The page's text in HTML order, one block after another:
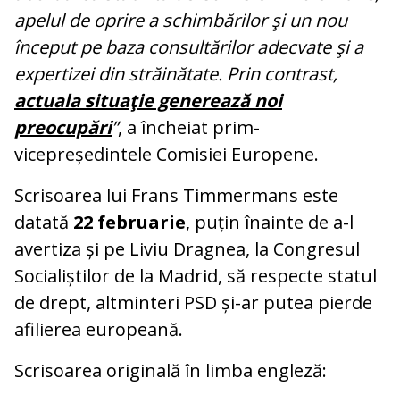
apelul de oprire a schimbărilor şi un nou
început pe baza consultărilor adecvate şi a
expertizei din străinătate. Prin contrast,
actuala situaţie generează noi
preocupări”, a încheiat prim-
vicepreședintele Comisiei Europene.
Scrisoarea lui Frans Timmermans este
datată 22 februarie, puțin înainte de a-l
avertiza și pe Liviu Dragnea, la Congresul
Socialiștilor de la Madrid, să respecte statul
de drept, altminteri PSD și-ar putea pierde
afilierea europeană.
Scrisoarea originală în limba engleză: